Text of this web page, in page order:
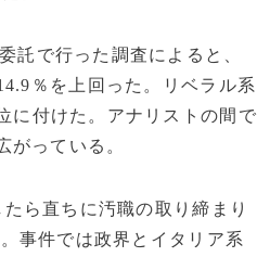
託で行った調査によると、
％を上回った。リベラル系
に付けた。アナリストの間で
っている。
ら直ちに汚職の取り締まり
事件では政界とイタリア系